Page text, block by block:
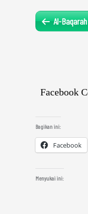
Al-
Facebook
Bagikan ini:
Facebook
Menyukai ini: